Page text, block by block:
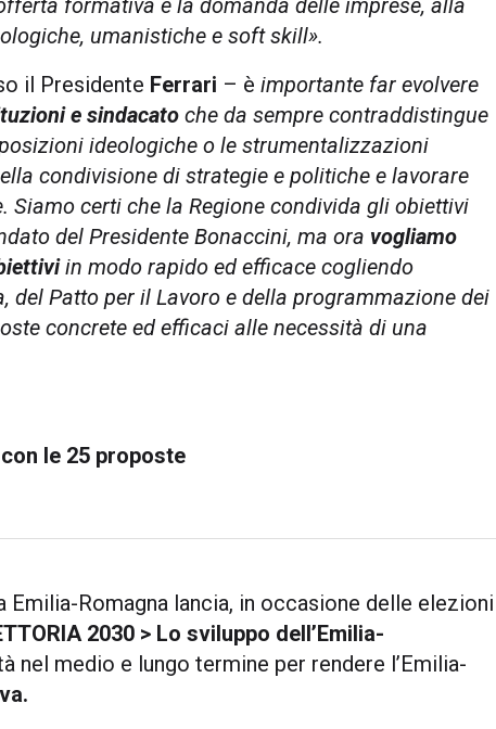
formativa e la domanda delle imprese, alla
umanistiche e soft skill».
il Presidente Ferrari – è importante far evolvere
e sindacato che da sempre contraddistingue
ideologiche o le strumentalizzazioni
condivisione di strategie e politiche e lavorare
Siamo certi che la Regione condivida gliobiettivi
del Presidente Bonaccini, ma ora vogliamo
in modo rapido ed efficace cogliendo
del Patto per il Lavoro e della programmazione dei
concrete ed efficaci alle necessità di una
le 25 proposte
Emilia-Romagna lancia, in occasione delle elezioni
2030 > Lo sviluppo dell’Emilia-
nel medio e lungo termine per rendere l’Emilia-